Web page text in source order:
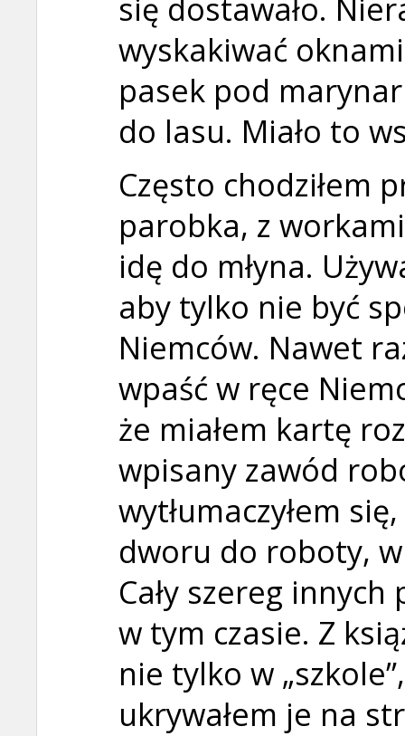
wyskakiwać
pasek pod
do lasu. Miało to
Często chodziłem
parobka, z
idę do młyna.
aby tylko nie być
Niemców. Nawet
wpaść w ręce
że miałem kartę
wpisany zawód
wytłumaczyłem
dworu do roboty,
Cały szereg
w tym czasie. Z
nie tylko w
ukrywałem je na